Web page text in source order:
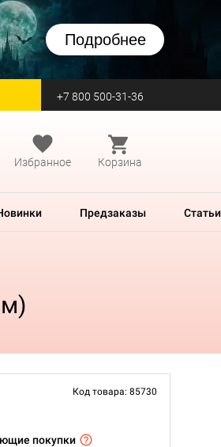
Подробнее
Zvezda +7 800 500-31-36
Избранное Корзина
Предзаказы Статьи
Код товара: 85730
покупки